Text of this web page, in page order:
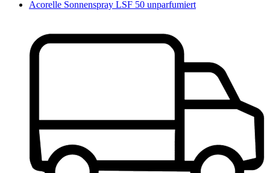
Acorelle Sonnenspray LSF 50 unparfumiert